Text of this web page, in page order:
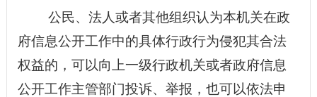
公民、法人或者其他组织认为本机关在政
府信息公开工作中的具体行政行为侵犯其合法
权益的，可以向上一级行政机关或者政府信息
公开工作主管部门投诉、举报，也可以依法申